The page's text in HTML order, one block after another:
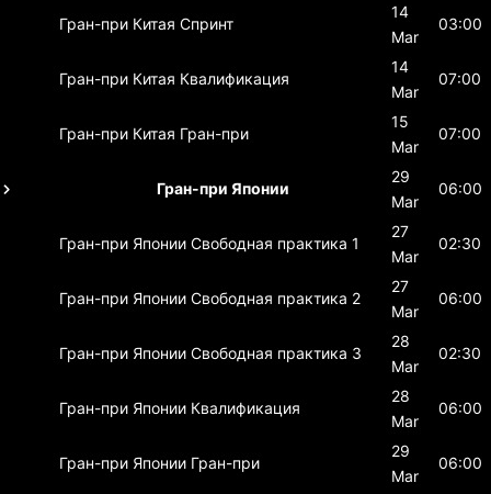
Гран-при Китая Спринт
14
Mar
03:00
Гран-при Китая Квалификация
14
Mar
07:00
Гран-при Китая Гран-при
15
Mar
07:00
Гран-при Японии
29
Mar
06:00
Гран-при Японии Свободная практика 1
27
Mar
02:30
Гран-при Японии Свободная практика 2
27
Mar
06:00
Гран-при Японии Свободная практика 3
28
Mar
02:30
Гран-при Японии Квалификация
28
Mar
06:00
Гран-при Японии Гран-при
29
Mar
06:00